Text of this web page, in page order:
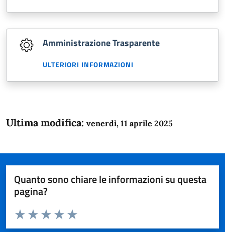
Amministrazione Trasparente
ULTERIORI INFORMAZIONI
Ultima modifica: venerdì, 11 aprile 2025
Quanto sono chiare le informazioni su questa
pagina?
Domanda
Valuta da 1 a 5 stelle la pagina
Valuta 5 stelle su 5
Valuta 4 stelle su 5
Valuta 3 stelle su 5
Valuta 2 stelle su 5
Valuta 1 stelle su 5